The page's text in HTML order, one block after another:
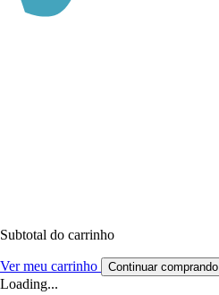
Subtotal do carrinho
Ver meu carrinho Continuar comprando
Loading...